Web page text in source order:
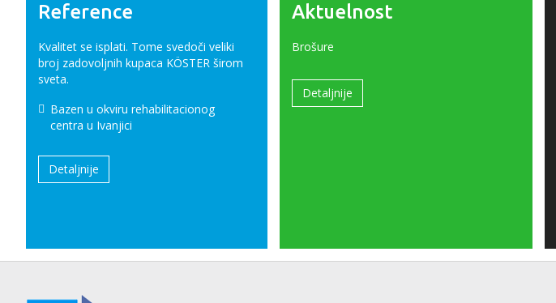
Reference
Kvalitet se isplati. Tome svedoči veliki
broj zadovoljnih kupaca KÖSTER širom
sveta.
Bazen u okviru rehabilitacionog
centra u Ivanjici
Detaljnije
Aktuelnost
Brošure
Detaljnije